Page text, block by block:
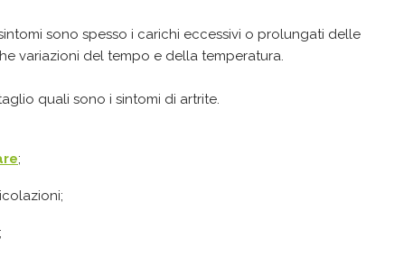
sono spesso i carichi eccessivi o prolungati delle
variazioni del tempo e della temperatura.
quali sono i sintomi di artrite.
;